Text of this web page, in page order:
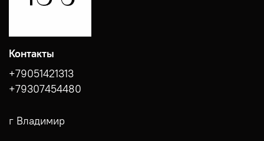
Контакты
+79051421313
+79307454480
г Владимир